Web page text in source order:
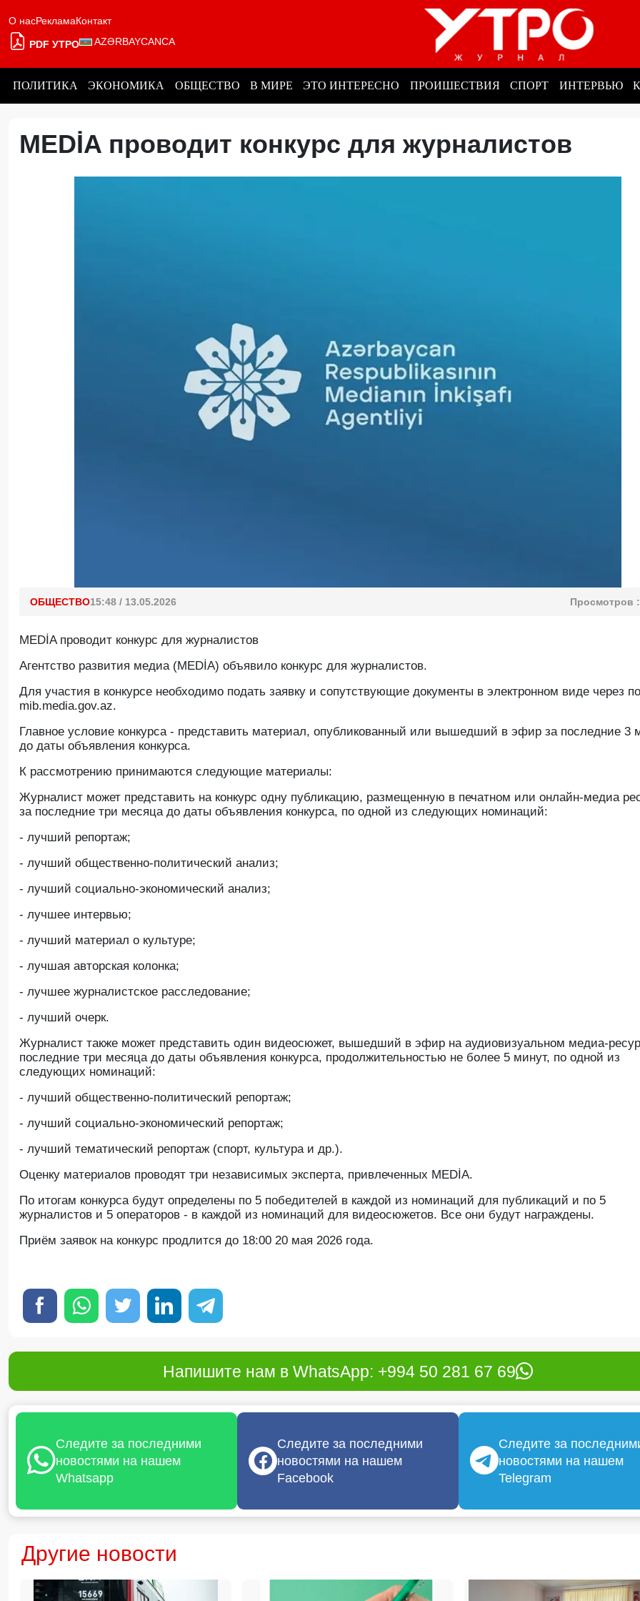
О насРекламаКонтакт
PDF УТРО AZƏRBAYCANCA
ПОЛИТИКА ЭКОНОМИКА ОБЩЕСТВО В МИРЕ ЭТО ИНТЕРЕСНО ПРОИШЕСТВИЯ СПОРТ ИНТЕРВЬЮ
MEDİA проводит конкурс для журналистов
ОБЩЕСТВО15:48 / 13.05.2026 Просмотров :
MEDİA проводит конкурс для журналистов
Агентство развития медиа (MEDİA) объявило конкурс для журналистов.
Для участия в конкурсе необходимо подать заявку и сопутствующие документы в электронном виде через
mib.media.gov.az.
Главное условие конкурса - представить материал, опубликованный или вышедший в эфир за последние 3
до даты объявления конкурса.
К рассмотрению принимаются следующие материалы:
Журналист может представить на конкурс одну публикацию, размещенную в печатном или онлайн-медиа
за последние три месяца до даты объявления конкурса, по одной из следующих номинаций:
- лучший репортаж;
- лучший общественно-политический анализ;
- лучший социально-экономический анализ;
- лучшее интервью;
- лучший материал о культуре;
- лучшая авторская колонка;
- лучшее журналистское расследование;
- лучший очерк.
Журналист также может представить один видеосюжет, вышедший в эфир на аудиовизуальном медиа-
последние три месяца до даты объявления конкурса, продолжительностью не более 5 минут, по одной из
следующих номинаций:
- лучший общественно-политический репортаж;
- лучший социально-экономический репортаж;
- лучший тематический репортаж (спорт, культура и др.).
Оценку материалов проводят три независимых эксперта, привлеченных MEDİA.
По итогам конкурса будут определены по 5 победителей в каждой из номинаций для публикаций и по 5
журналистов и 5 операторов - в каждой из номинаций для видеосюжетов. Все они будут награждены.
Приём заявок на конкурс продлится до 18:00 20 мая 2026 года.
Напишите нам в WhatsApp: +994 50 281 67 69
Следите за последними
новостями на нашем
Whatsapp
Следите за последними
новостями на нашем
Facebook
Следите за
новостями на нашем
Telegram
Другие новости